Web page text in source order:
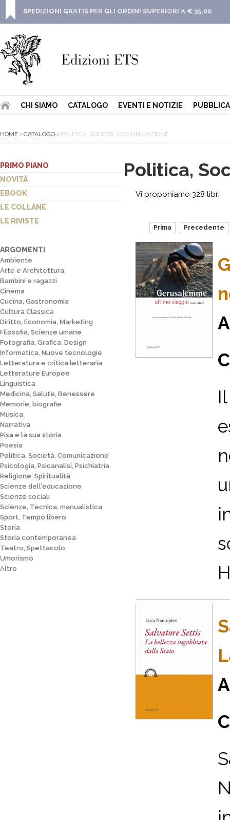
SPEDIZIONI GRATIS PER GLI ORDINI SUPERIORI A € 35,00
CHI SIAMO CATALOGO EVENTI E NOTIZIE
HOME CATALOGO POLITICA, SOCIETÀ, COMUNICAZIONE
PRIMO PIANO
NOVITÀ
EBOOK
LE COLLANE
LE RIVISTE
ARGOMENTI
Ambiente
Arte e Architettura
Bambini e ragazzi
Cinema
Cucina, Gastronomia
Cultura Classica
Diritto, Economia, Marketing
Filosofia, Scienze umane
Fotografia, Grafica, Design
Informatica, Nuove tecnologie
Letteratura e critica letteraria
Letterature Europee
Linguistica
Medicina, Salute, Benessere
Memorie, biografie
Musica
Narrativa
Pisa e la sua storia
Poesia
Politica, Società, Comunicazione
Psicologia, Psicanalisi, Psichiatria
Religione, Spiritualità
Scienze dell'educazione
Scienze sociali
Scienze, Tecnica, manualistica
Sport, Tempo libero
Storia
Storia contemporanea
Teatro, Spettacolo
Umorismo
Altro
Politica,
Vi proponiamo 328 libri
Prima Precedente